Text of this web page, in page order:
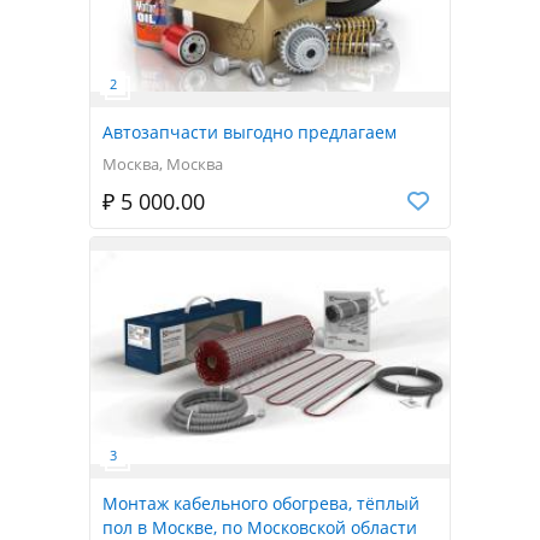
Автозапчасти выгодно предлагаем
Москва, Москва
₽ 5 000.00
Монтаж кабельного обогрева, тёплый
пол в Москве, по Московской области